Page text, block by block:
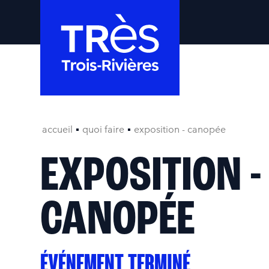
accueil quoi faire exposition - canopée
EXPOSITION -
CANOPÉE